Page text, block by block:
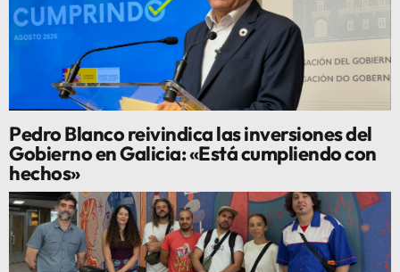
Pedro Blanco reivindica las inversiones del
Gobierno en Galicia: «Está cumpliendo con
hechos»